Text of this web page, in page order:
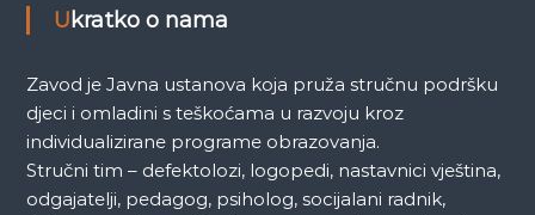
a
Ukratko o nama
Zavod je Javna ustanova koja pruža stručnu podršku
djeci i omladini s teškoćama u razvoju kroz
individualizirane programe obrazovanja.
Stručni tim – defektolozi, logopedi, nastavnici vještina,
odgajatelji, pedagog, psiholog, socijalani radnik,